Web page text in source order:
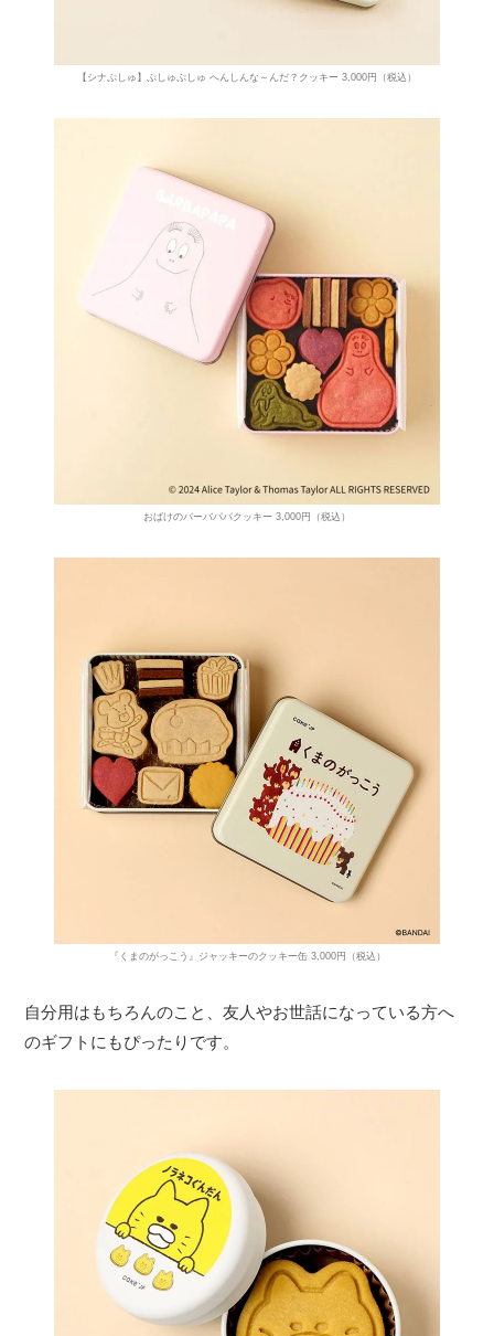
【シナぷしゅ】ぷしゅぷしゅ へんしんな～んだ？クッキー 3,000円（税込）
おばけのバーバパパクッキー 3,000円（税込）
『くまのがっこう』ジャッキーのクッキー缶 3,000円（税込）
自分用はもちろんのこと、友人やお世話になっている方へ
のギフトにもぴったりです。